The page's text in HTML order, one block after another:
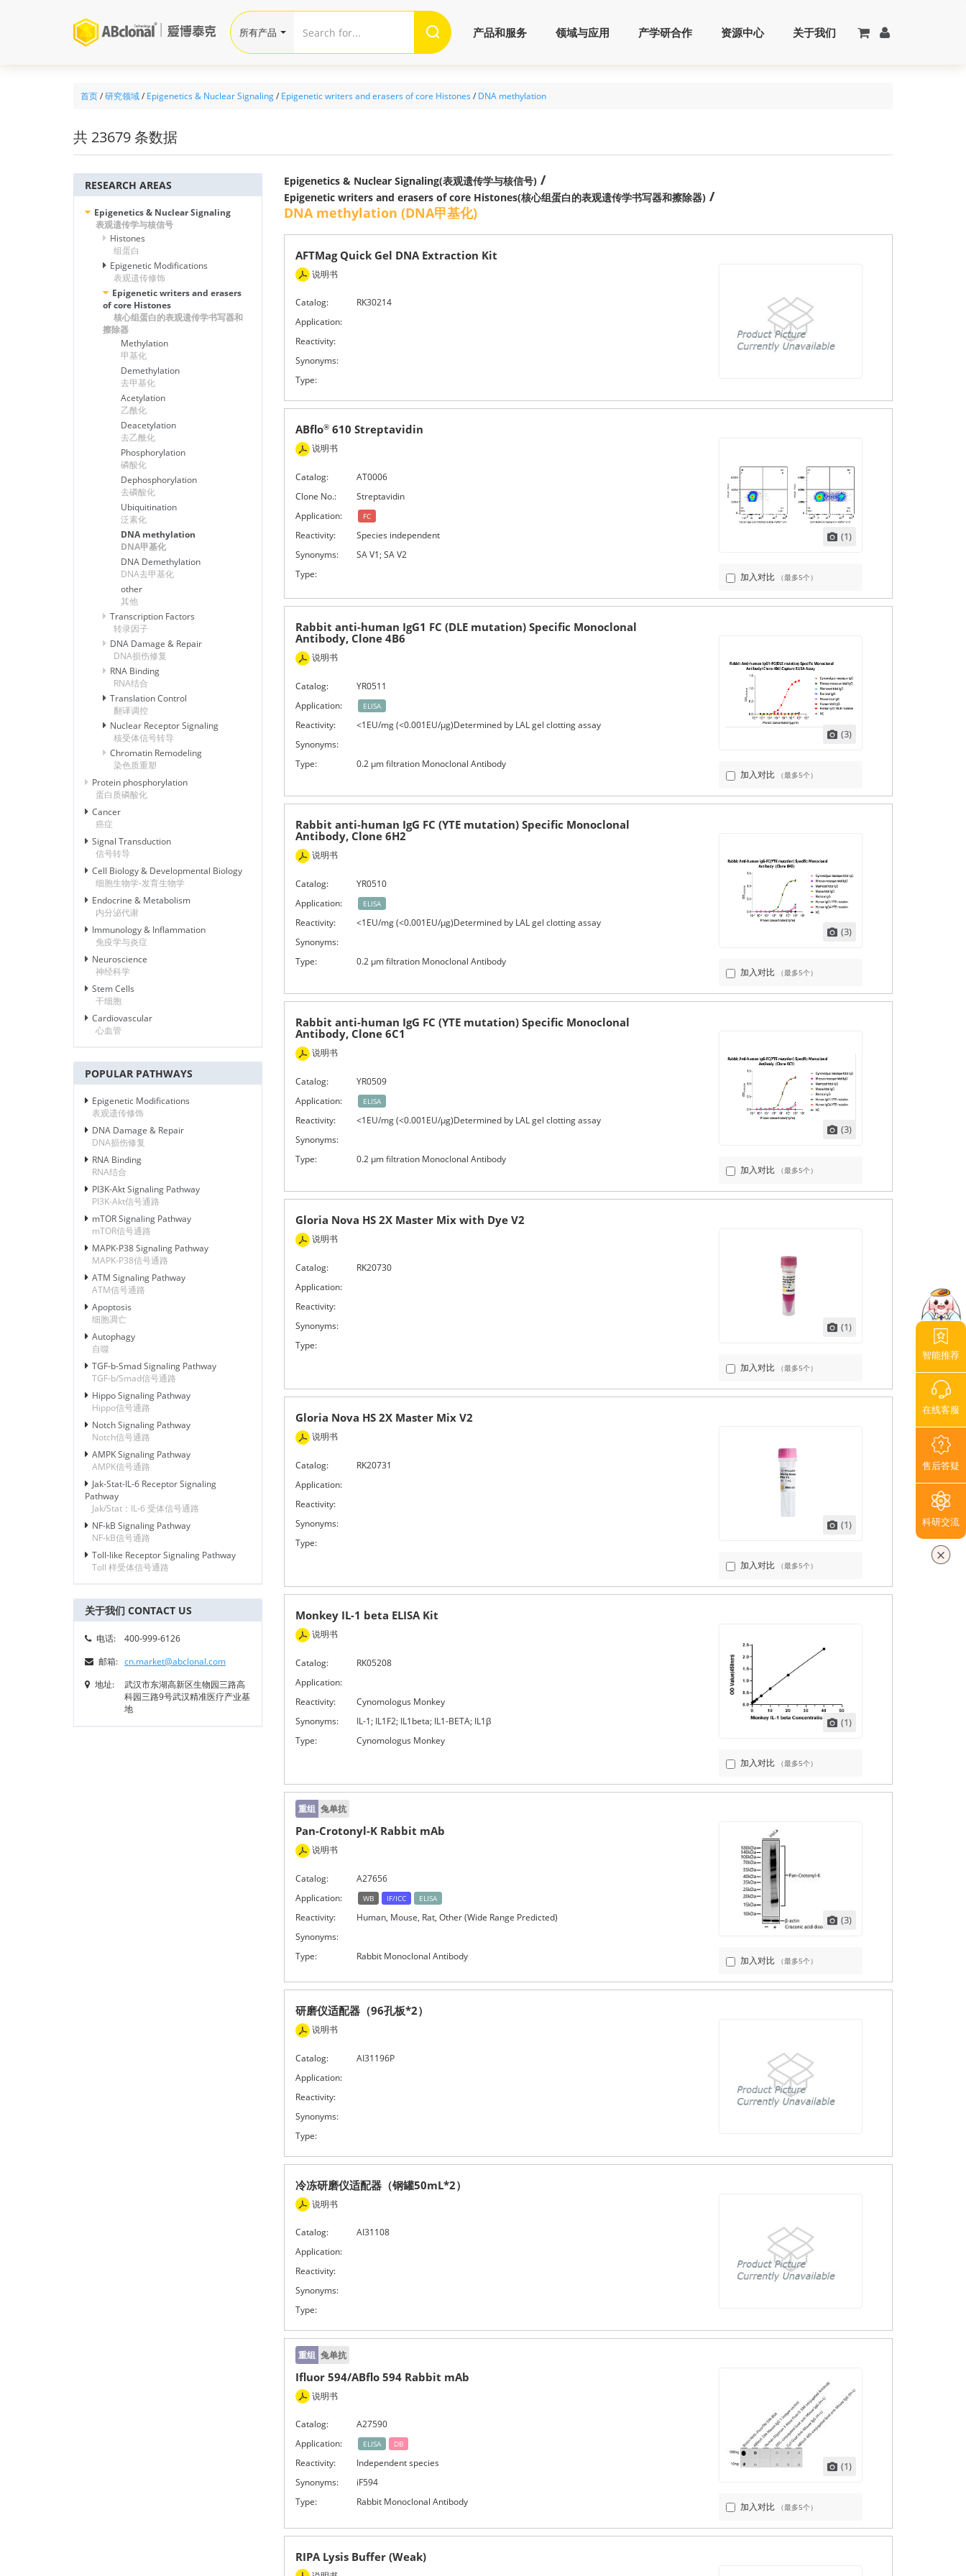
首页/研究领域/ Epigenetics & Nuclear Signaling/ Epigenetic writers and erasers of core Histones/ DNA methylation
共 23679 条数据
RESEARCH AREAS
Epigenetics & Nuclear Signaling
表观遗传学与核信号
Histones
组蛋白
Epigenetic Modifications
表观遗传修饰
Epigenetic writers and erasers
of core Histones
核心组蛋白的表观遗传学书写器和
擦除器
Methylation
甲基化
Demethylation
去甲基化
Acetylation
乙酰化
Deacetylation
去乙酰化
Phosphorylation
磷酸化
Dephosphorylation
去磷酸化
Ubiquitination
泛素化
DNA methylation
DNA甲基化
DNA Demethylation
DNA去甲基化
other
其他
Transcription Factors
转录因子
DNA Damage & Repair
DNA损伤修复
RNA Binding
RNA结合
Translation Control
翻译调控
Nuclear Receptor Signaling
核受体信号转导
Chromatin Remodeling
染色质重塑
Protein phosphorylation
蛋白质磷酸化
Cancer
癌症
Signal Transduction
信号转导
Cell Biology & Developmental Biology
细胞生物学-发育生物学
Endocrine & Metabolism
内分泌代谢
Immunology & Inflammation
免疫学与炎症
Neuroscience
神经科学
Stem Cells
干细胞
Cardiovascular
心血管
POPULAR PATHWAYS
Epigenetic Modifications
表观遗传修饰
DNA Damage & Repair
DNA损伤修复
RNA Binding
RNA结合
PI3K-Akt Signaling Pathway
PI3K-Akt信号通路
mTOR Signaling Pathway
mTOR信号通路
MAPK-P38 Signaling Pathway
MAPK-P38信号通路
ATM Signaling Pathway
ATM信号通路
Apoptosis
细胞凋亡
Autophagy
自噬
TGF-b-Smad Signaling Pathway
TGF-b/Smad信号通路
Hippo Signaling Pathway
Hippo信号通路
Notch Signaling Pathway
Notch信号通路
AMPK Signaling Pathway
AMPK信号通路
Jak-Stat-IL-6 Receptor Signaling
Pathway
Jak/Stat：IL-6 受体信号通路
NF-kB Signaling Pathway
NF-kB信号通路
Toll-like Receptor Signaling Pathway
Toll 样受体信号通路
关于我们 CONTACT US
电话:
400-999-6126
邮箱: cn.market@abclonal.com
地址:
武汉市东湖高新区生物园三路高
科园三路9号武汉精准医疗产业基
地
Epigenetics & Nuclear Signaling(表观遗传学与核信号)/
Epigenetic writers and erasers of core Histones(核心组蛋白的表观遗传学书写器和擦除器)/
DNA methylation (DNA甲基化)
AFTMag Quick Gel DNA Extraction Kit
说明书
Catalog:
RK30214
Application:
Reactivity:
Synonyms:
Type:
ABflo®610 Streptavidin
说明书
Catalog:
AT0006
Clone No.:
Streptavidin
Application:
FC
Reactivity:
Species independent
Synonyms:
SA V1; SA V2
Type:
(1)
加入对比 （最多5个）
Rabbit anti-human IgG1 FC (DLE mutation) Specific Monoclonal
Antibody, Clone 4B6
说明书
Catalog:
YR0511
Application:
ELISA
Reactivity:
<1EU/mg (<0.001EU/μg)Determined by LAL gel clotting assay
Synonyms:
Type:
0.2 μm filtration Monoclonal Antibody
(3)
加入对比 （最多5个）
Rabbit anti-human IgG FC (YTE mutation) Specific Monoclonal
Antibody, Clone 6H2
说明书
Catalog:
YR0510
Application:
ELISA
Reactivity:
<1EU/mg (<0.001EU/μg)Determined by LAL gel clotting assay
Synonyms:
Type:
0.2 μm filtration Monoclonal Antibody
(3)
加入对比 （最多5个）
Rabbit anti-human IgG FC (YTE mutation) Specific Monoclonal
Antibody, Clone 6C1
说明书
Catalog:
YR0509
Application:
ELISA
Reactivity:
<1EU/mg (<0.001EU/μg)Determined by LAL gel clotting assay
Synonyms:
Type:
0.2 μm filtration Monoclonal Antibody
(3)
加入对比 （最多5个）
Gloria Nova HS 2X Master Mix with Dye V2
说明书
Catalog:
RK20730
Application:
Reactivity:
Synonyms:
Type:
(1)
加入对比 （最多5个）
Gloria Nova HS 2X Master Mix V2
说明书
Catalog:
RK20731
Application:
Reactivity:
Synonyms:
Type:
(1)
加入对比 （最多5个）
Monkey IL-1 beta ELISA Kit
说明书
Catalog:
RK05208
Application:
Reactivity:
Cynomologus Monkey
Synonyms:
IL-1; IL1F2; IL1beta; IL1-BETA; IL1β
Type:
Cynomologus Monkey
(1)
加入对比 （最多5个）
重组 兔单抗
Pan-Crotonyl-K Rabbit mAb
说明书
Catalog:
A27656
Application:
WB IF/ICC ELISA
Reactivity:
Human, Mouse, Rat, Other (Wide Range Predicted)
Synonyms:
Type:
Rabbit Monoclonal Antibody
(3)
加入对比 （最多5个）
研磨仪适配器（96孔板*2）
说明书
Catalog:
AI31196P
Application:
Reactivity:
Synonyms:
Type:
冷冻研磨仪适配器（钢罐50mL*2）
说明书
Catalog:
AI31108
Application:
Reactivity:
Synonyms:
Type:
重组 兔单抗
Ifluor 594/ABflo 594 Rabbit mAb
说明书
Catalog:
A27590
Application:
ELISA DB
Reactivity:
Independent species
Synonyms:
iF594
Type:
Rabbit Monoclonal Antibody
(1)
加入对比 （最多5个）
RIPA Lysis Buffer (Weak)
智能推荐
在线客服
售后答疑
科研交流
产品和服务 领域与应用 产学研合作 资源中心 关于我们
所有产品